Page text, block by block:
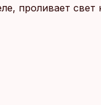
проливает свет